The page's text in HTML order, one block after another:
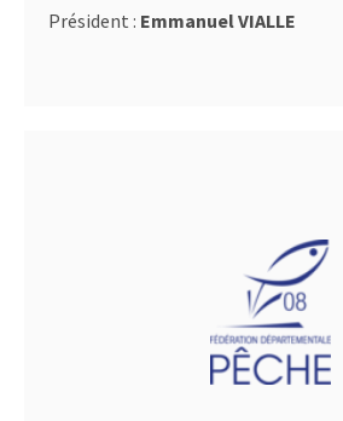
Président : Emmanuel VIALLE